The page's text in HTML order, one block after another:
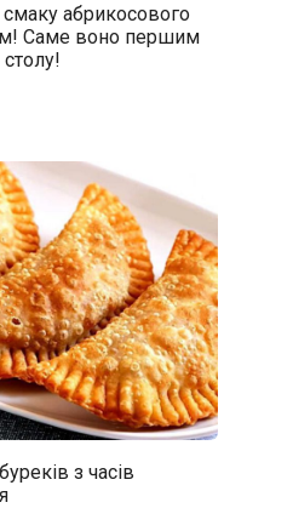
абрикосового
Саме воно першим
з часів